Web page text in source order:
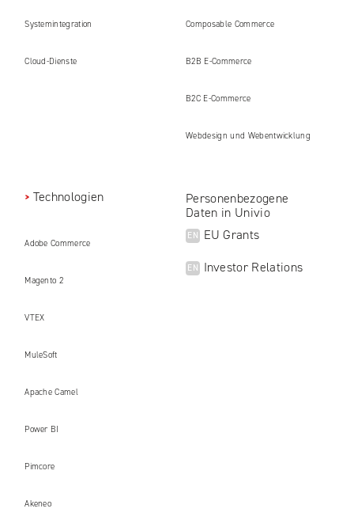
Systemintegration
Cloud-Dienste
Composable Commerce
B2B E‑Commerce
B2C E‑Commerce
Webdesign und Webentwicklung
Technologien
Adobe Commerce
Magento 2
VTEX
MuleSoft
Apache Camel
Power BI
Pimcore
Akeneo
Personenbezogene
Daten in Univio
EN EU Grants
EN Investor Relations